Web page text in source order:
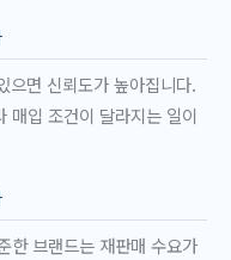
으면 신뢰도가 높아집니다.
매입 조건이 달라지는 일이
한 브랜드는 재판매 수요가